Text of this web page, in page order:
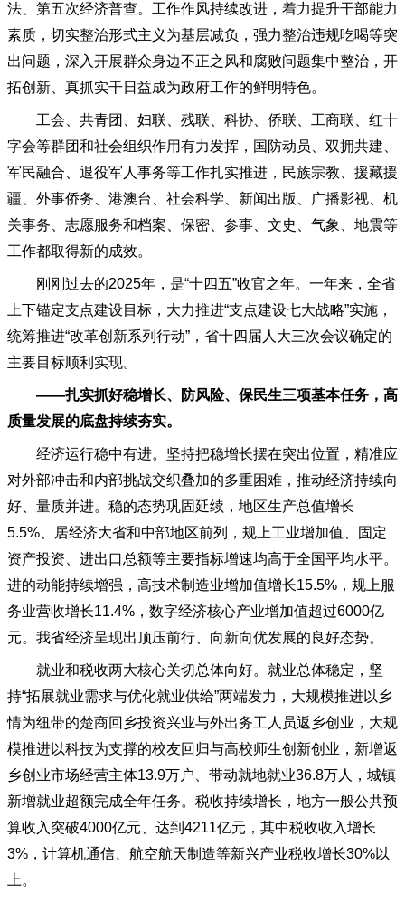
法、第五次经济普查。工作作风持续改进，着力提升干部能力
素质，切实整治形式主义为基层减负，强力整治违规吃喝等突
出问题，深入开展群众身边不正之风和腐败问题集中整治，开
拓创新、真抓实干日益成为政府工作的鲜明特色。
工会、共青团、妇联、残联、科协、侨联、工商联、红十
字会等群团和社会组织作用有力发挥，国防动员、双拥共建、
军民融合、退役军人事务等工作扎实推进，民族宗教、援藏援
疆、外事侨务、港澳台、社会科学、新闻出版、广播影视、机
关事务、志愿服务和档案、保密、参事、文史、气象、地震等
工作都取得新的成效。
刚刚过去的2025年，是“十四五”收官之年。一年来，全省
上下锚定支点建设目标，大力推进“支点建设七大战略”实施，
统筹推进“改革创新系列行动”，省十四届人大三次会议确定的
主要目标顺利实现。
——扎实抓好稳增长、防风险、保民生三项基本任务，高
质量发展的底盘持续夯实。
经济运行稳中有进。坚持把稳增长摆在突出位置，精准应
对外部冲击和内部挑战交织叠加的多重困难，推动经济持续向
好、量质并进。稳的态势巩固延续，地区生产总值增长
5.5%、居经济大省和中部地区前列，规上工业增加值、固定
资产投资、进出口总额等主要指标增速均高于全国平均水平。
进的动能持续增强，高技术制造业增加值增长15.5%，规上服
务业营收增长11.4%，数字经济核心产业增加值超过6000亿
元。我省经济呈现出顶压前行、向新向优发展的良好态势。
就业和税收两大核心关切总体向好。就业总体稳定，坚
持“拓展就业需求与优化就业供给”两端发力，大规模推进以乡
情为纽带的楚商回乡投资兴业与外出务工人员返乡创业，大规
模推进以科技为支撑的校友回归与高校师生创新创业，新增返
乡创业市场经营主体13.9万户、带动就地就业36.8万人，城镇
新增就业超额完成全年任务。税收持续增长，地方一般公共预
算收入突破4000亿元、达到4211亿元，其中税收收入增长
3%，计算机通信、航空航天制造等新兴产业税收增长30%以
上。